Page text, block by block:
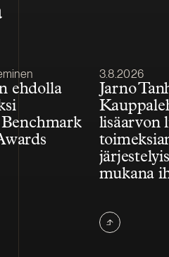
ehdolla
Julkaistu
3.8.2026
Jarno
lisäarvon
mukana